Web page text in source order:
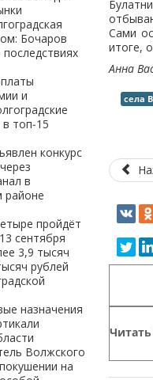
Бочаров
и
топ‑15
конкурс
в
районе
пройдёт
сентября
3,9 тысяч
рублей
назначения
Волжского
на
Сами
итоге,
Анна
села